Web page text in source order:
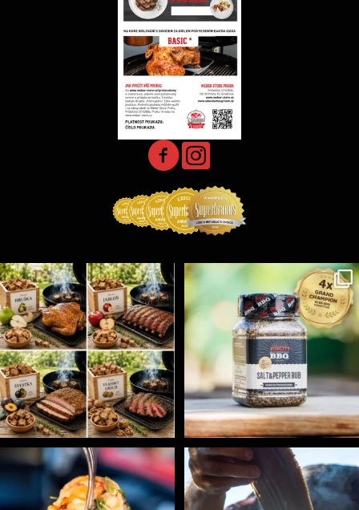
Udící špalíky - BORN TO SMOKE - různé druhy k...
5 0
Koření Suncity – autentická BBQ chuť u vás doma!...
1 0
Spoustu podobných triků, které vám usnadní nejenom ...
9 0
Ryba na grilu je opravdu rychlá, a stejně tak